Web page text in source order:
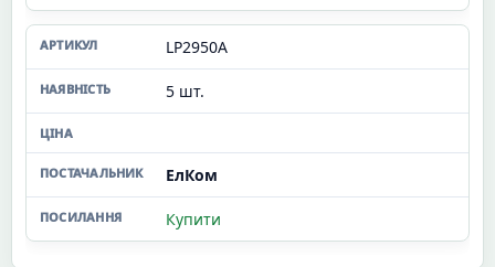
LP2950A
5 шт.
ЕлКом
Купити